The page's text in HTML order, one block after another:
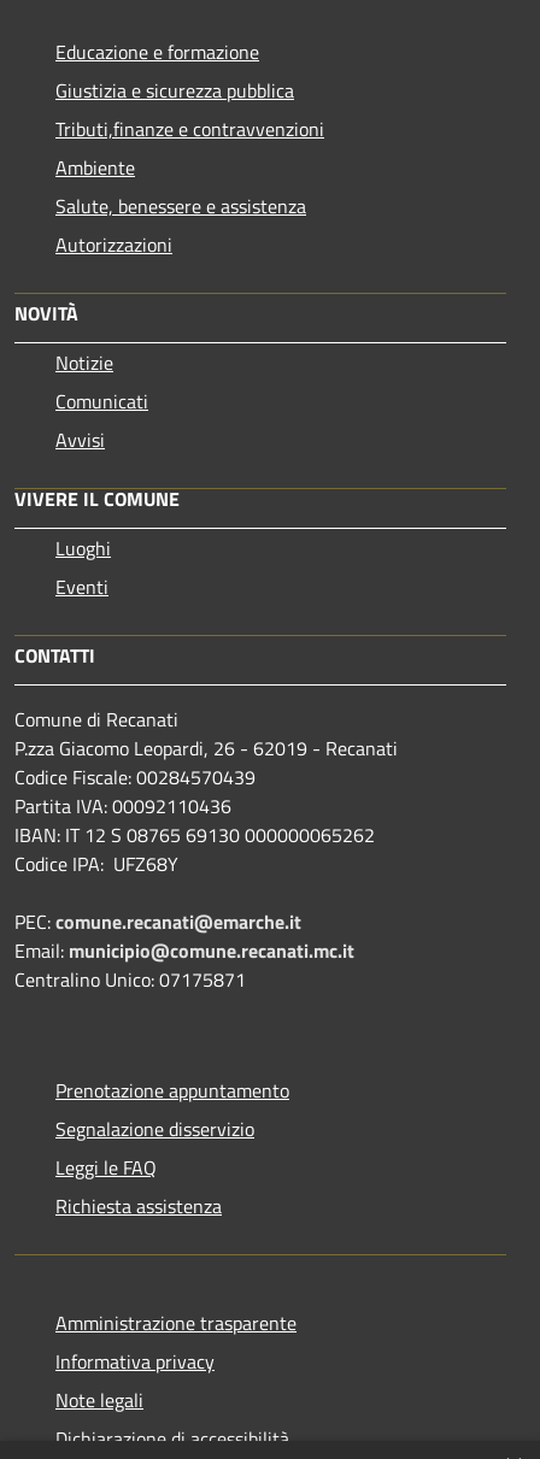
Educazione e formazione
Giustizia e sicurezza pubblica
Tributi,finanze e contravvenzioni
Ambiente
Salute, benessere e assistenza
Autorizzazioni
NOVITÀ
Notizie
Comunicati
Avvisi
VIVERE IL COMUNE
Luoghi
Eventi
CONTATTI
Comune di Recanati
P.zza Giacomo Leopardi, 26 - 62019 - Recanati
Codice Fiscale: 00284570439
Partita IVA: 00092110436
IBAN: IT 12 S 08765 69130 000000065262
Codice IPA: UFZ68Y
PEC:comune.recanati@emarche.it
Email: municipio@comune.recanati.mc.it
Centralino Unico: 07175871
Prenotazione appuntamento
Segnalazione disservizio
Leggi le FAQ
Richiesta assistenza
Amministrazione trasparente
Informativa privacy
Note legali
Dichiarazione di accessibilità